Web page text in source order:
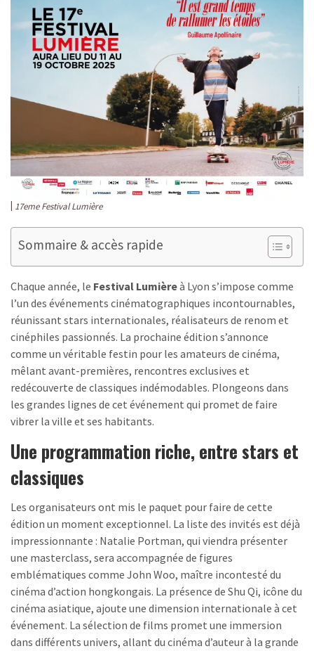
17eme Festival Lumière
Sommaire & accès rapide
Chaque année, le Festival Lumièreà Lyon s’impose comme
l’un des événements cinématographiques incontournables,
réunissant stars internationales, réalisateurs de renom et
cinéphiles passionnés. La prochaine édition s’annonce
comme un véritable festin pour les amateurs de cinéma,
mêlant avant-premières, rencontres exclusives et
redécouverte de classiques indémodables. Plongeons dans
les grandes lignes de cet événement qui promet de faire
vibrer la ville et ses habitants.
Une programmation riche, entre stars et
classiques
Les organisateurs ont mis le paquet pour faire de cette
édition un moment exceptionnel. La liste des invités est déjà
impressionnante : Natalie Portman, qui viendra présenter
une masterclass, sera accompagnée de figures
emblématiques comme John Woo, maître incontesté du
cinéma d’action hongkongais. La présence de Shu Qi, icône du
cinéma asiatique, ajoute une dimension internationale à cet
événement. La sélection de films promet une immersion
dans différents univers, allant du cinéma d’auteur à la grande